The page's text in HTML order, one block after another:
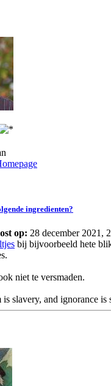
ingredienten?
op: 28 december 2021,
bij bijvoorbeeld hete
niet te versmaden.
slavery, and ignorance is